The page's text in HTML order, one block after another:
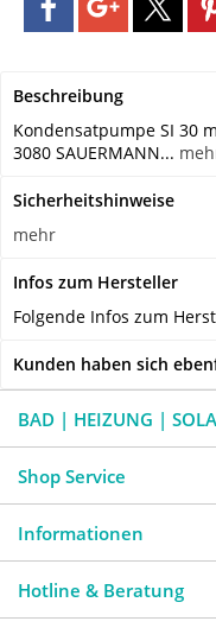
Beschreibung
Kondensatpumpe SI 30
3080 SAUERMANN...
Sicherheitshinweise
mehr
Infos zum Hersteller
Folgende Infos zum
Kunden haben sich
BAD | HEIZUNG |
Shop Service
Informationen
Hotline & Beratung